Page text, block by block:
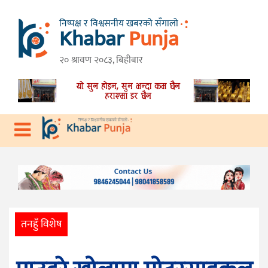
निष्पक्ष र विश्वसनीय खबरको सँगालो
KhabarPunja
२० श्रावण २०८३, बिहीबार
गृहपृष्ठ
तनहुँ
गण्डकी
प्रदेश
राजनीति
स्वास्थ्य
तनहुँ विशेष